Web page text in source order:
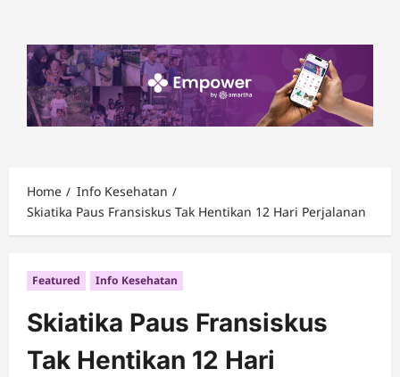
content
Home
Info Kesehatan
Skiatika Paus Fransiskus Tak Hentikan 12 Hari Perjalanan
Featured Info Kesehatan
Skiatika Paus Fransiskus
Tak Hentikan 12 Hari